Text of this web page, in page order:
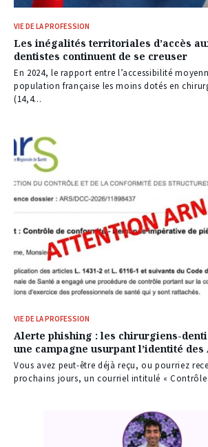
VIE DE LA PROFESSION
Les inégalités territoriales d’accès
dentistes continuent de se creuser
En 2024, le rapport entre l’accessibilité
population française les moins dotés en
(14,4...
VIE DE LA PROFESSION
Alerte phishing : les chirurgiens-
une campagne usurpant l’identité des
Vous avez peut-être déjà reçu, ou pourriez
prochains jours, un courriel intitulé «